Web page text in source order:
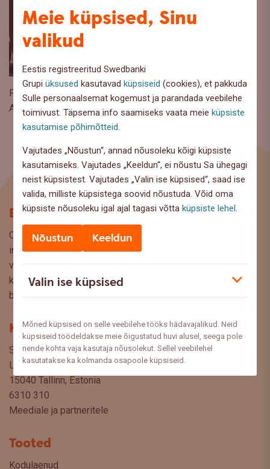
Meie küpsised, Sinu
valikud
Eestis registreeritud Swedbanki
Grupiüksused kasutavadküpsiseid (cookies), et pakkuda
Sulle personaalsemat kogemust ja parandada veebilehe
toimivust. Täpsema info saamiseks vaata meieküpsiste
kasutamise põhimõtteid
Vajutades „Nõustun“, annad nõusoleku kõigi küpsiste
kasutamiseks. Vajutades „Keeldun“, ei nõustu Sa ühegagi
neist küpsistest. Vajutades „Valin ise küpsised“, saad ise
valida, milliste küpsistega soovid nõustuda. Võid oma
küpsiste nõusoleku igal ajal tagasi võttaküpsiste lehel
Nõustun Keeldun
Valin ise küpsised
Mõned küpsised on selle veebilehe tööks hädavajalikud. Neid
küpsiseid töödeldakse meie õigustatud huvi alusel, seega pole
nende kohta vaja kasutaja nõusolekut. Sellel veebilehel
kasutatakse ka kolmanda osapoole küpsiseid.
Foto autor: Jake Farra
Aegub: 31.12.2075
Blogi
Oled Swedbanki blogi lehel, kus pakume lugejaile huvitavat
infot ja kasulikke nõuandeid, et saaksite teha kaalutud
valikuid oma rahaasjade korraldamisel. Ootame väga teie
küsimusi, ettepanekuid ja arvamusi, millistel teemadel siit
blogist lugeda sooviksite: meedia@swedbank.ee.
Kontakt
Swedbank AS
Liivalaia 34
15040 Tallinn, Estonia
6310 310
Meediale ja partneritele
Tooted
Kodulaenud